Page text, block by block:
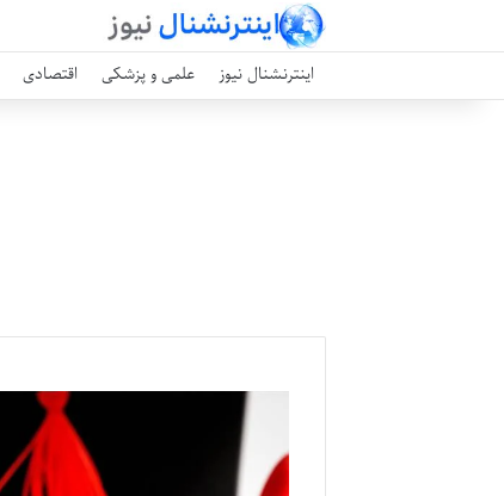
اینترنشنال نیوز علمی و پزشکی اقتصادی